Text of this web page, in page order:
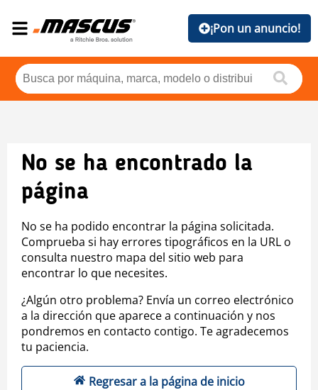
¡Pon un anuncio!
No se ha encontrado la
página
No se ha podido encontrar la página solicitada.
Comprueba si hay errores tipográficos en la URL o
consulta nuestro mapa del sitio web para
encontrar lo que necesites.
¿Algún otro problema? Envía un correo electrónico
a la dirección que aparece a continuación y nos
pondremos en contacto contigo. Te agradecemos
tu paciencia.
Regresar a la página de inicio